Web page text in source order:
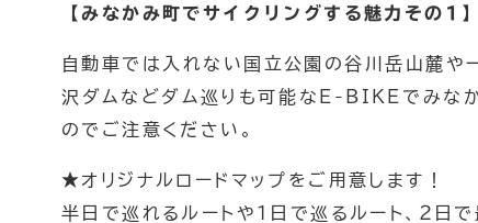
パックラフトカヌー 四万湖
絶景カヌー
【みなかみ町でサイクリングする魅力その1】
自動車では入れない国立公園の谷川岳山麓や
沢ダムなどダム巡りも可能なE-BIKEでみな
のでご注意ください。
★オリジナルロードマップをご用意します！
半日で巡れるルートや１日で巡るルート、２日